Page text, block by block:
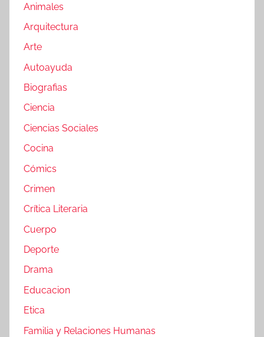
Animales
Arquitectura
Arte
Autoayuda
Biografias
Ciencia
Ciencias Sociales
Cocina
Cómics
Crimen
Crítica Literaria
Cuerpo
Deporte
Drama
Educacion
Etica
Familia y Relaciones Humanas